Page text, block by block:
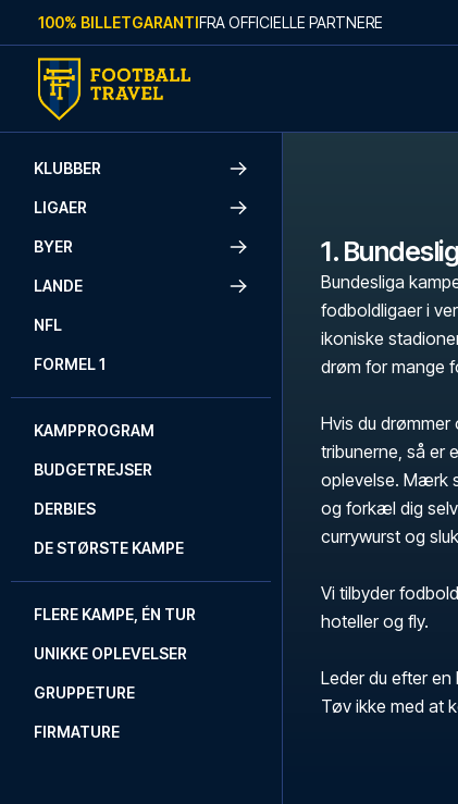
Skip to content
100% BILLETGARANTIFRA OFFICIELLE PARTNERE
KLUBBER
LIGAER
BYER
LANDE
NFL
FORMEL 1
KAMPPROGRAM
BUDGETREJSER
DERBIES
DE STØRSTE KAMPE
FLERE KAMPE, ÉN TUR
UNIKKE OPLEVELSER
GRUPPETURE
FIRMATURE
1.
Bundesliga
fodboldligaer i
ikoniske
drøm for mange
Hvis du
tribunerne, så er
oplevelse. Mærk
og forkæl dig
currywurst og
Vi tilbyder
hoteller og fly.
Leder du efter en
Tøv ikke med at